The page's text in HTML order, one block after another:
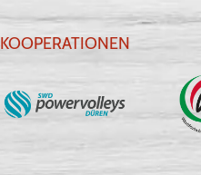
KOOPERATIONEN